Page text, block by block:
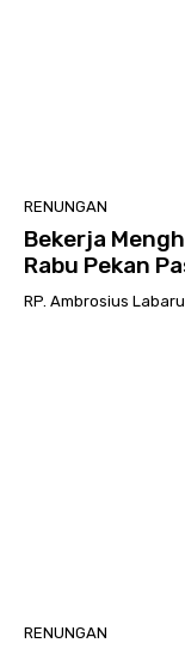
RENUNGAN
Bekerja
Rabu Pekan
RP. Ambrosius
RENUNGAN